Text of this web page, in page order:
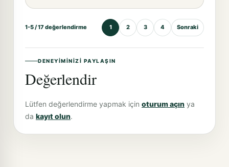
1-5 / 17 değerlendirme 1 2 3 4 Sonraki
DENEYIMINIZI PAYLAŞIN
Değerlendir
Lütfen değerlendirme yapmak için oturum açın ya
da kayıt olun.